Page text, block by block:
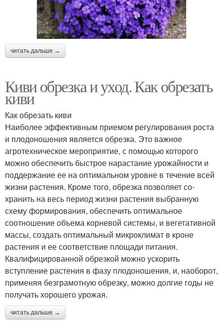
читать дальше →
Киви обрезка и уход. Как обрезать
киви
Как обрезать киви
Наиболее эффективным приемом регулирования роста
и пло­доношения является обрезка. Это важное
агротехническое меро­приятие, с помощью которого
можно обеспечить быстрое нара­стание урожайности и
поддержание ее на оптимальном уровне в течение всей
жизни растения. Кроме того, обрезка позволяет со­
хранить на весь период жизни растения выбранную
схему фор­мирования, обеспечить оптимальное
соотношение объема корне­вой системы, и вегетативной
массы, создать оптимальный микро­климат в кроне
растения и ее соответствие площади питания.
Квалифицированной обрезкой можно ускорить
вступление растения в фазу плодоношения, и, наоборот,
применяя безграмотную обрезку, можно долгие годы не
получать хорошего урожая.
читать дальше →